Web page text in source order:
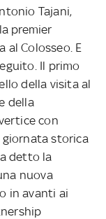
Tajani,
premier
Colosseo. E
Il primo
della visita al
della
con
giornata storica
detto la
nuova
in avanti ai